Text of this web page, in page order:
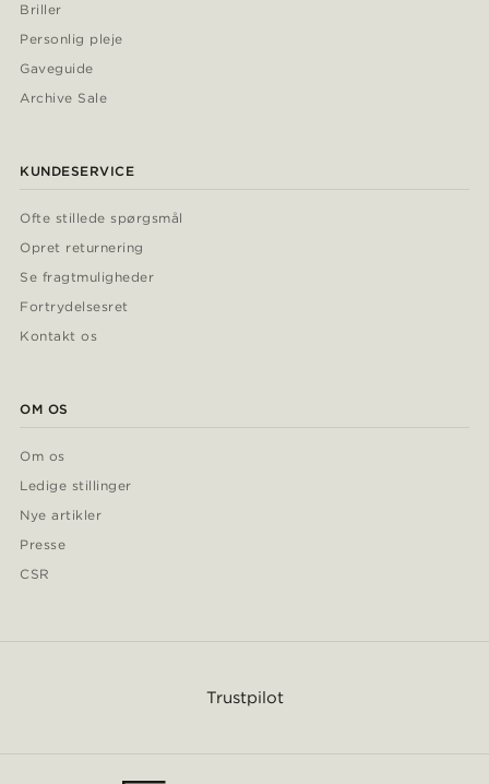
Briller
Personlig pleje
Gaveguide
Archive Sale
KUNDESERVICE
Ofte stillede spørgsmål
Opret returnering
Se fragtmuligheder
Fortrydelsesret
Kontakt os
OM OS
Om os
Ledige stillinger
Nye artikler
Presse
CSR
Trustpilot